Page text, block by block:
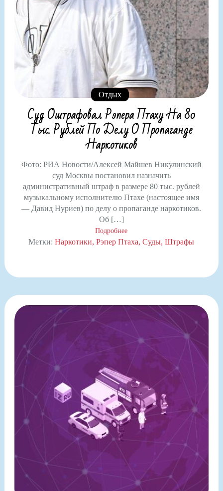
Отдых
Суд Оштрафовал Рэпера Птаху На 80
Тыс. Рублей По Делу О Пропаганде
Наркотиков
Фото: РИА Новости/Алексей Майшев Никулинский
суд Москвы постановил назначить
административный штраф в размере 80 тыс. рублей
музыкальному исполнителю Птахе (настоящее имя
— Давид Нуриев) по делу о пропаганде наркотиков.
Об […]
Подробнее
Метки:Наркотики Рэпер Птаха Суды Штрафы